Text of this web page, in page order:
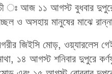
ঃ আজ ১১ আগস্ট বুধবার
ও অসহায় মানুষের মাঝে
জিইসি মোড়, ওয়্যারলেস
১৪ আগস্ট শনিবার দুপুরে